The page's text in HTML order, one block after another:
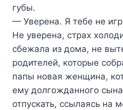
губы.
— Уверена. Я тебе не
Не уверена, страх
сбежала из дома, не
родителей, которые
папы новая женщина,
ему долгожданного
отпускать, ссылаясь на